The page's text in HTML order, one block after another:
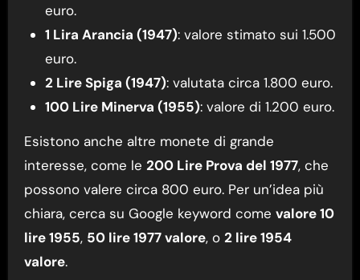
euro.
1 Lira Arancia (1947): valore stimato sui 1.500
euro.
2 Lire Spiga (1947): valutata circa 1.800 euro.
100 Lire Minerva (1955): valore di 1.200 euro.
Esistono anche altre monete di grande
interesse, come le 200 Lire Prova del 1977, che
possono valere circa 800 euro. Per un’idea più
chiara, cerca su Google keyword come valore 10
lire 1955, 50 lire 1977 valore, o 2 lire 1954
valore.